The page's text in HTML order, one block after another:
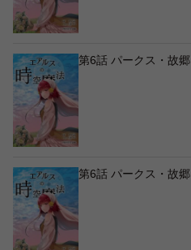
第6話 パークス・故
第6話 パークス・故